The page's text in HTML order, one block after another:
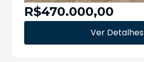
R$470.000,00
Ver Detalhes